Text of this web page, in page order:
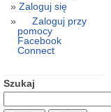
Zaloguj się
Zaloguj przy
pomocy
Facebook
Connect
Szukaj